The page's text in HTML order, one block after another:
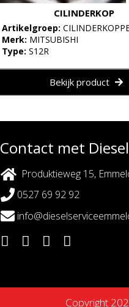
CILINDERKOP
Artikelgroep:
Merk: MITSUBISHI
Type: S12R
Bekijk product
Contact met
Produktieweg 15,
0527 69 92 92
Copyright